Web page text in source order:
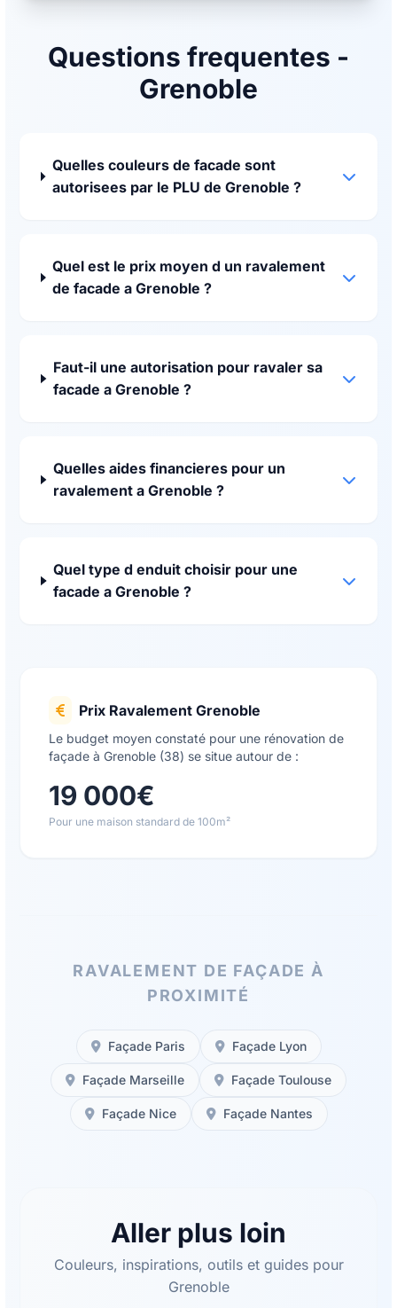
Questions frequentes -
Grenoble
Quelles couleurs de facade sont
autorisees par le PLU de Grenoble ?
Quel est le prix moyen d un ravalement
de facade a Grenoble ?
Faut-il une autorisation pour ravaler sa
facade a Grenoble ?
Quelles aides financieres pour un
ravalement a Grenoble ?
Quel type d enduit choisir pour une
facade a Grenoble ?
Prix Ravalement Grenoble
Le budget moyen constaté pour une rénovation de
façade à Grenoble (38) se situe autour de :
19 000€
Pour une maison standard de 100m²
RAVALEMENT DE FAÇADE À
PROXIMITÉ
Façade Paris Façade Lyon
Façade Marseille Façade Toulouse
Façade Nice Façade Nantes
Aller plus loin
Couleurs, inspirations, outils et guides pour
Grenoble